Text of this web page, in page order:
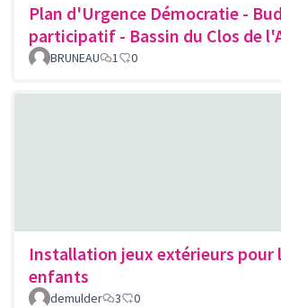
Plan d'Urgence Démocratie -
participatif - Bassin du Clos de
BRUNEAU 1 0
Installation jeux extérieurs pour
enfants
demulder 3 0